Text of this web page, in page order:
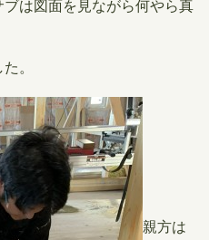
は図面を見ながら何やら真
。
親方は